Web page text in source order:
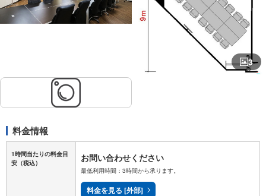
3
料金情報
1時間当たりの料金目
安 （税込） お問い合わせください
最低利用時間：3時間から承ります。
料金を見る [外部]